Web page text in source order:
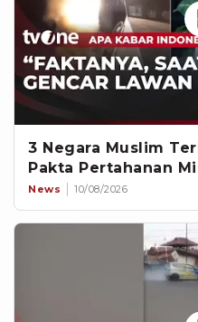
3 Negara Muslim
Pakta Pertahanan
News 10/08/2026